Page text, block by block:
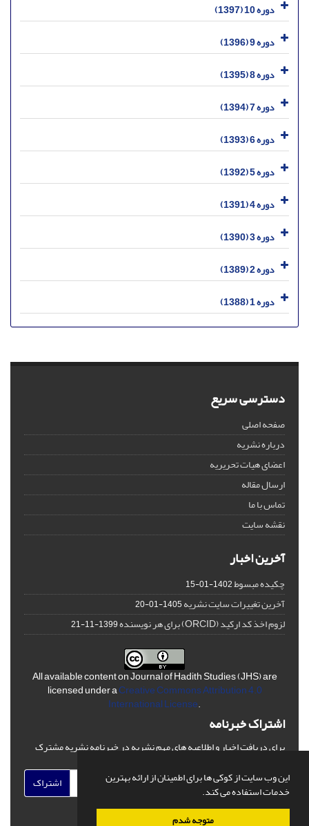
این وب سایت از کوکی ها برای اطمینان از ارائه بهترین
خدمات استفاده می کند.
متوجه شدم
دوره 10 (1397)
دوره 9 (1396)
دوره 8 (1395)
دوره 7 (1394)
دوره 6 (1393)
دوره 5 (1392)
دوره 4 (1391)
دوره 3 (1390)
دوره 2 (1389)
دوره 1 (1388)
دسترسی سریع
صفحه اصلی
درباره نشریه
اعضای هیات تحریریه
ارسال مقاله
تماس با ما
نقشه سایت
آخرین اخبار
چکیده مبسوط1402-01-15
آخرین تغییرات سایت نشریه1405-01-20
لزوم اخذ کد ارکید (ORCID) برای هر نویسنده 1399-11-21
All available content on Journal of Hadith Studies (JHS) are
licensed under aCreative Commons Attribution 4.0
International License.
اشتراک خبرنامه
برای دریافت اخبار و اطلاعیه های مهم نشریه در خبرنامه نشریه مشترک
اشتراک